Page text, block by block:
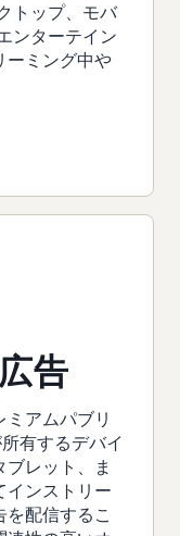
トップ、モバ
ンターテイン
ーミング中や
告
アムパブリ
有するデバイ
レット、ま
インストリー
配信するこ